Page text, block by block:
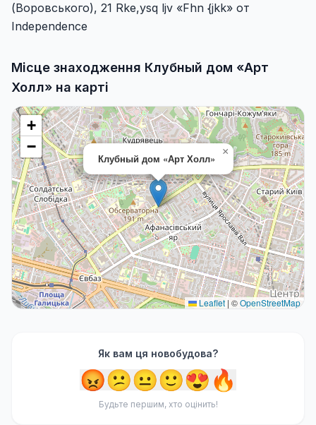
(Воровського), 21 Rke,ysq ljv «Fhn {jkk» от
Independence
Місце знаходження Клубный дом «Арт
Холл» на карті
Клубный дом «Арт Холл»
×
+
−
Leaflet | ©OpenStreetMap
Як вам ця новобудова?
😡😕😐🙂😍🔥
Будьте першим, хто оцінить!